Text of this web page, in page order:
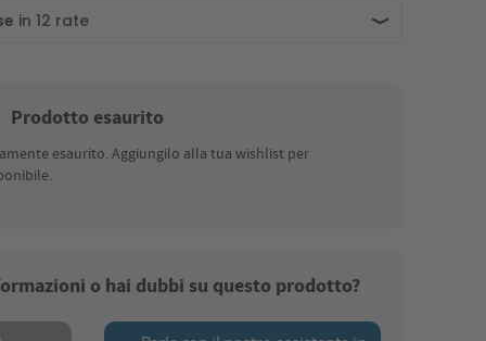
Prodotto esaurito
esaurito. Aggiungilo alla tua wishlist per
o hai dubbi su questo prodotto?